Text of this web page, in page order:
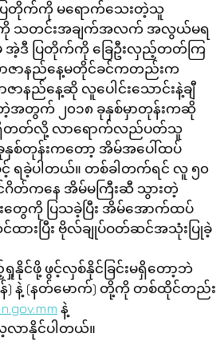
ပြတိုက်ကို မရောက်သေးတဲ့သူ
ကို သတင်းအချက်အလက် အလွယ်မရ
အဲ့ဒီ ပြတိုက်ကို ခြေဦးလှည့်တတ်ကြ
ဇာနည်နေ့မတိုင်ခင်ကတည်းက
ာနည်နေ့ဆို လူပေါင်းသောင်းနဲ့ချီ
အတွက် ၂၀၁၈ ခုနှစ်မှာတုန်းကဆို
ရှိတတ်လို့ လာရောက်လည်ပတ်သူ
ခုနှစ်တုန်းကတော့ အိမ်အပေါ်ထပ်
င့် ရခဲ့ပါတယ်။ တစ်ခါတက်ရင် လူ ၅၀
တ်ကနေ အိမ်မကြီးဆီ သွားတဲ့
တွေကို ပြသခဲ့ပြီး အိမ်အောက်ထပ်
ားပြီး ဗိုလ်ချုပ်ဝတ်ဆင်အသုံးပြုခဲ့
နိုင်ဖို့ ဖွင့်လှစ်နိုင်ခြင်းမရှိတော့ဘဲ
ကုန်) နဲ့ (နတ်မောက်) တို့ကို တစ်ထိုင်တည်း
နဲ့
လာနိုင်ပါတယ်။